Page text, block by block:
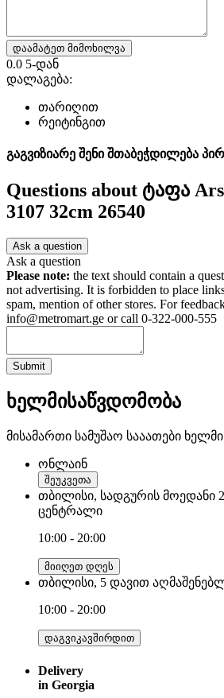
დაამატეთ მიმოხილვა
0.0 5-დან
დალაგება:
თარიღით
რეიტინგით
გაგვიზიარე შენი შთაბეჭდილება
Questions about ტაფა
3107 32cm 26540
Ask a question
Ask a question
Please note: the text should contain a
not advertising. It is forbidden to place
spam, mention of other stores. For
info@metromart.ge or call 0-322-000-555
Submit
ხელმისაწვდომობა
მისამართი სამუშაო სააათები
ონლაინ
შეუკვეთა
თბილისი, სადგურის მოედანი
ცენტრალი
10:00 - 20:00
მიიღეთ დღეს
თბილისი, 5 დავით
10:00 - 20:00
დაგვიკავშირდით
Delivery
in Georgia